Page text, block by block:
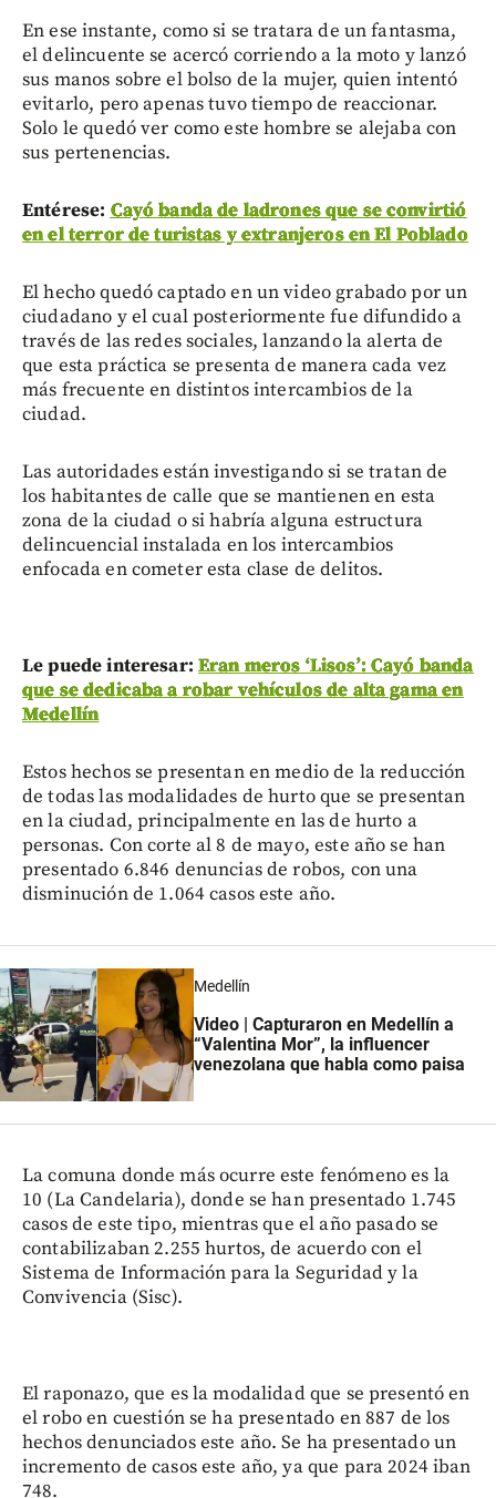
En ese instante, como si se tratara de un fantasma,
el delincuente se acercó corriendo a la moto y lanzó
sus manos sobre el bolso de la mujer, quien intentó
evitarlo, pero apenas tuvo tiempo de reaccionar.
Solo le quedó ver como este hombre se alejaba con
sus pertenencias.
Entérese: Cayó banda de ladrones que se convirtió
en el terror de turistas y extranjeros en El Poblado
El hecho quedó captado en un video grabado por un
ciudadano y el cual posteriormente fue difundido a
través de las redes sociales, lanzando la alerta de
que esta práctica se presenta de manera cada vez
más frecuente en distintos intercambios de la
ciudad.
Las autoridades están investigando si se tratan de
los habitantes de calle que se mantienen en esta
zona de la ciudad o si habría alguna estructura
delincuencial instalada en los intercambios
enfocada en cometer esta clase de delitos.
Le puede interesar: Eran meros ‘Lisos’: Cayó banda
que se dedicaba a robar vehículos de alta gama en
Medellín
Estos hechos se presentan en medio de la reducción
de todas las modalidades de hurto que se presentan
en la ciudad, principalmente en las de hurto a
personas. Con corte al 8 de mayo, este año se han
presentado 6.846 denuncias de robos, con una
disminución de 1.064 casos este año.
Medellín
Video | Capturaron en Medellín a
“Valentina Mor”, la influencer
venezolana que habla como paisa
La comuna donde más ocurre este fenómeno es la
10 (La Candelaria), donde se han presentado 1.745
casos de este tipo, mientras que el año pasado se
contabilizaban 2.255 hurtos, de acuerdo con el
Sistema de Información para la Seguridad y la
Convivencia (Sisc).
El raponazo, que es la modalidad que se presentó en
el robo en cuestión se ha presentado en 887 de los
hechos denunciados este año. Se ha presentado un
incremento de casos este año, ya que para 2024 iban
748.